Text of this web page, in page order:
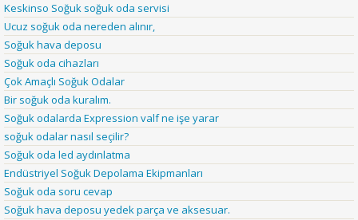
Keskinso Soğuk soğuk oda servisi
Ucuz soğuk oda nereden alınır,
Soğuk hava deposu
Soğuk oda cihazları
Çok Amaçlı Soğuk Odalar
Bir soğuk oda kuralım.
Soğuk odalarda Expression valf ne işe yarar
soğuk odalar nasıl seçilir?
Soğuk oda led aydınlatma
Endüstriyel Soğuk Depolama Ekipmanları
Soğuk oda soru cevap
Soğuk hava deposu yedek parça ve aksesuar.